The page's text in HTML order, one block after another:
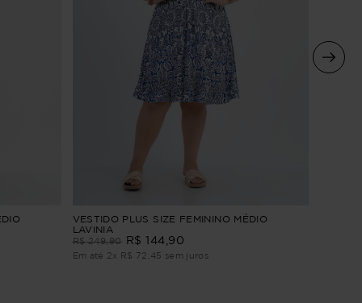
VESTIDO PLUS SIZE FEMININO MÉDIO
LAVINIA
R$ 249,90 R$ 144 90
Em até 2x R$ 72 45 sem juros